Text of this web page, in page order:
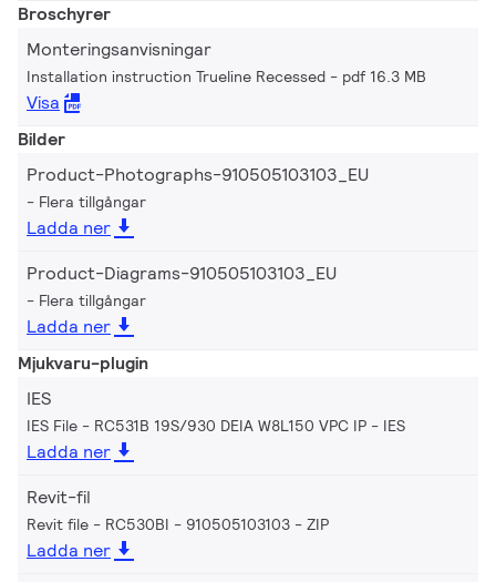
Broschyrer
Monteringsanvisningar
Installation instruction Trueline Recessed pdf 16.3 MB
Visa
Bilder
Product-Photographs-910505103103_EU
Flera tillgångar
Ladda ner
Product-Diagrams-910505103103_EU
Flera tillgångar
Ladda ner
Mjukvaru-plugin
IES
IES File - RC531B 19S/930 DEIA W8L150 VPC IP IES
Ladda ner
Revit-fil
Revit file - RC530BI - 910505103103 ZIP
Ladda ner